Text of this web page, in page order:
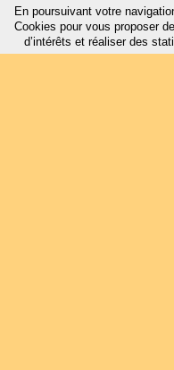
En poursuivant votre
Cookies pour vous proposer
d’intérêts et réaliser des